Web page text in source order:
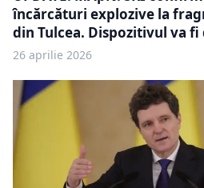
încărcături explozive la
din Tulcea. Dispozitivul va
26 aprilie 2026